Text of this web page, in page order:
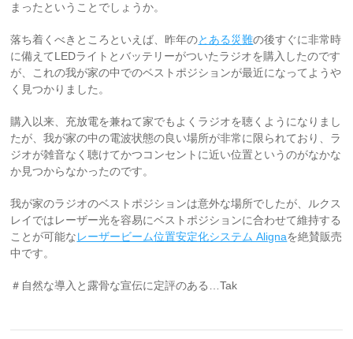
まったということでしょうか。
落ち着くべきところといえば、昨年のとある災難の後すぐに非常時
に備えてLEDライトとバッテリーがついたラジオを購入したのです
が、これの我が家の中でのベストポジションが最近になってようや
く見つかりました。
購入以来、充放電を兼ねて家でもよくラジオを聴くようになりまし
たが、我が家の中の電波状態の良い場所が非常に限られており、ラ
ジオが雑音なく聴けてかつコンセントに近い位置というのがなかな
か見つからなかったのです。
我が家のラジオのベストポジションは意外な場所でしたが、ルクス
レイではレーザー光を容易にベストポジションに合わせて維持する
ことが可能なレーザービーム位置安定化システム Alignaを絶賛販売
中です。
＃自然な導入と露骨な宣伝に定評のある…Tak